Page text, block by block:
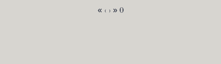
« ‹ › » 0